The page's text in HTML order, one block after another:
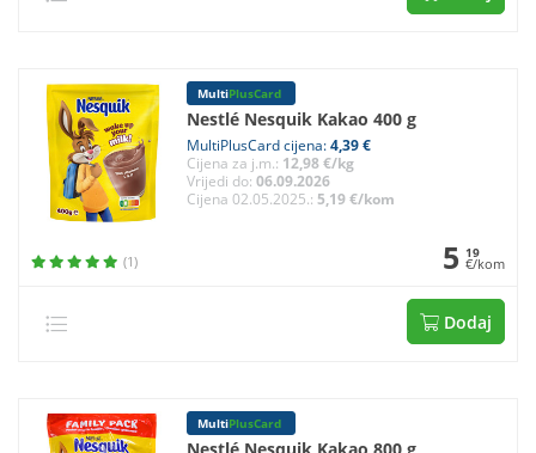
MultiPlusCard
Nestlé Nesquik Kakao 400 g
MultiPlusCard cijena:4,39 €
Cijena za j.m.: 12,98 €/kg
Vrijedi do: 06.09.2026
Cijena 02.05.2025.: 5,19 €/kom
(1) 5 19
€/kom
Dodaj
MultiPlusCard